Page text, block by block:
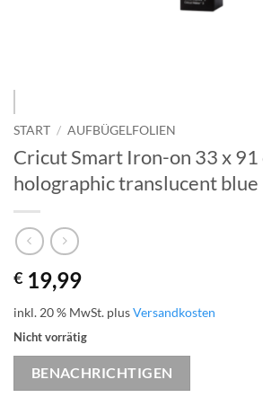
START / AUFBÜGELFOLIEN
Cricut Smart Iron-on 33 x 91
holographic translucent blue
€ 19,99
inkl. 20 % MwSt. plusVersandkosten
Nicht vorrätig
BENACHRICHTIGEN